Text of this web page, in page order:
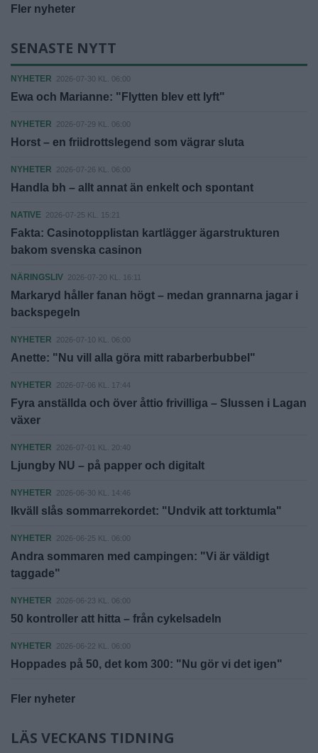
Fler nyheter
SENASTE NYTT
NYHETER 2026-07-30 KL. 06:00
Ewa och Marianne: "Flytten blev ett lyft"
NYHETER 2026-07-29 KL. 06:00
Horst – en friidrottslegend som vägrar sluta
NYHETER 2026-07-26 KL. 06:00
Handla bh – allt annat än enkelt och spontant
NATIVE 2026-07-25 KL. 15:21
Fakta: Casinotopplistan kartlägger ägarstrukturen
bakom svenska casinon
NÄRINGSLIV 2026-07-20 KL. 16:11
Markaryd håller fanan högt – medan grannarna jagar i
backspegeln
NYHETER 2026-07-10 KL. 06:00
Anette: "Nu vill alla göra mitt rabarberbubbel"
NYHETER 2026-07-06 KL. 17:44
Fyra anställda och över åttio frivilliga – Slussen i Lagan
växer
NYHETER 2026-07-01 KL. 20:40
Ljungby NU – på papper och digitalt
NYHETER 2026-06-30 KL. 14:46
Ikväll slås sommarrekordet: "Undvik att torktumla"
NYHETER 2026-06-25 KL. 06:00
Andra sommaren med campingen: "Vi är väldigt
taggade"
NYHETER 2026-06-23 KL. 06:00
50 kontroller att hitta – från cykelsadeln
NYHETER 2026-06-22 KL. 06:00
Hoppades på 50, det kom 300: "Nu gör vi det igen"
Fler nyheter
LÄS VECKANS TIDNING